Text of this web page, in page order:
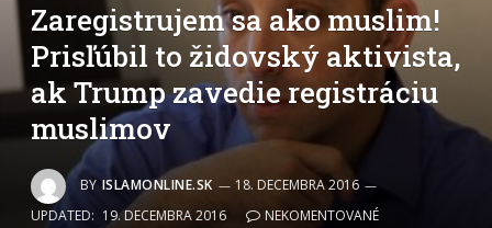
Zaregistrujem sa ako muslim!
Prisľúbil to židovský aktivista,
ak Trump zavedie registráciu
muslimov
BY ISLAMONLINE.SK
18. DECEMBRA 2016
UPDATED: 19. DECEMBRA 2016
NEKOMENTOVANÉ